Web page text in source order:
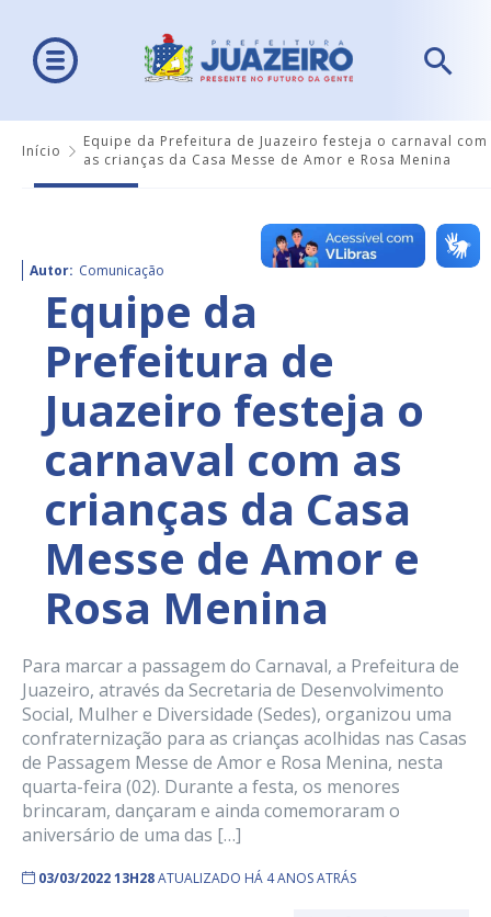
Início
Equipe da Prefeitura de Juazeiro festeja o carnaval com
as crianças da Casa Messe de Amor e Rosa Menina
Autor: Comunicação
Equipe da
Prefeitura de
Juazeiro festeja o
carnaval com as
crianças da Casa
Messe de Amor e
Rosa Menina
Para marcar a passagem do Carnaval, a Prefeitura de
Juazeiro, através da Secretaria de Desenvolvimento
Social, Mulher e Diversidade (Sedes), organizou uma
confraternização para as crianças acolhidas nas Casas
de Passagem Messe de Amor e Rosa Menina, nesta
quarta-feira (02). Durante a festa, os menores
brincaram, dançaram e ainda comemoraram o
aniversário de uma das […]
03/03/2022 13H28ATUALIZADO HÁ 4 ANOS ATRÁS